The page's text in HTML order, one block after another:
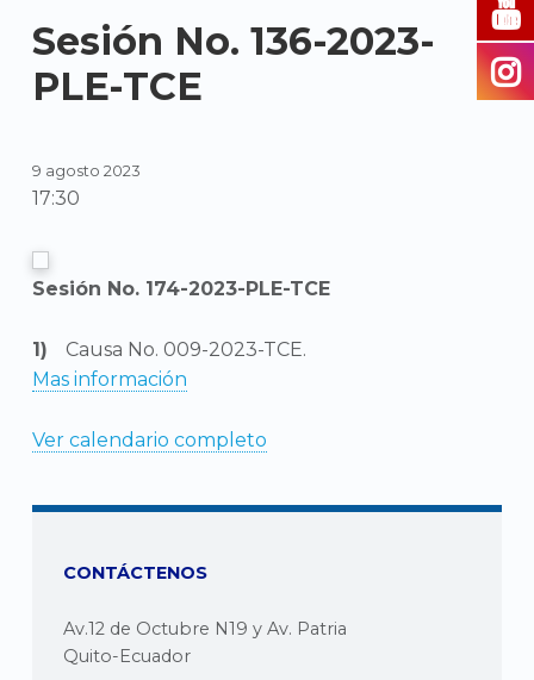
Sesión No. 136-2023-
PLE-TCE
9 agosto 2023
17:30
Sesión No. 174-2023-PLE-TCE
Causa No. 009-2023-TCE.
Mas información
Ver calendario completo
CONTÁCTENOS
Av.12 de Octubre N19 y Av. Patria
Quito-Ecuador